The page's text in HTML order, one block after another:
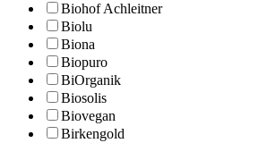
Biohof Achleitner
Biolu
Biona
Biopuro
BiOrganik
Biosolis
Biovegan
Birkengold